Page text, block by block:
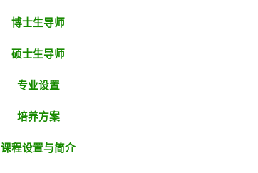
博士生导师
硕士生导师
专业设置
培养方案
课程设置与简介